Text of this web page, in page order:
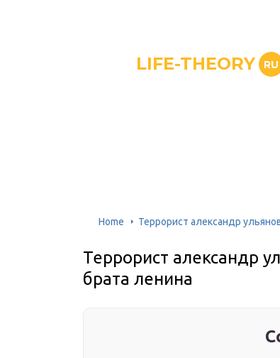
LIFE-THEORY RU
Home Террорист александр
Террорист александр
брата ленина